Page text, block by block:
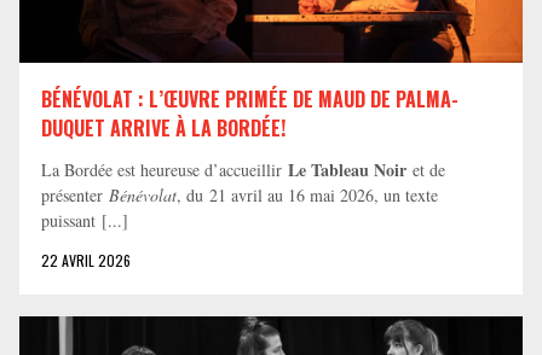
BÉNÉVOLAT : L’ŒUVRE PRIMÉE DE MAUD DE PALMA-
DUQUET ARRIVE À LA BORDÉE!
La Bordée est heureuse d’accueillir Le Tableau Noir et de
présenter Bénévolat, du 21 avril au 16 mai 2026, un texte
puissant [...]
22 AVRIL 2026